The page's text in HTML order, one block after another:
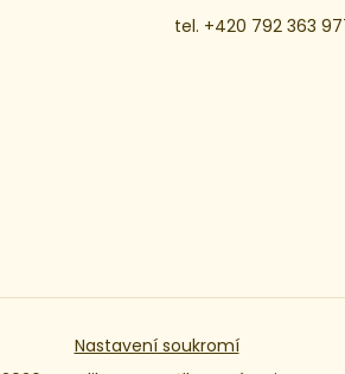
tel. +420 792 363
Nastavení soukromí